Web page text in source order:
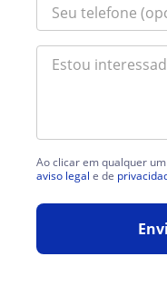
Ao clicar em qualquer
aviso legal e de